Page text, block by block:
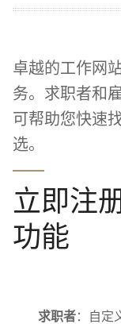
卓越的工作网
务。求职者和
可帮助您快速
选。
立即注
功能
求职者：自定